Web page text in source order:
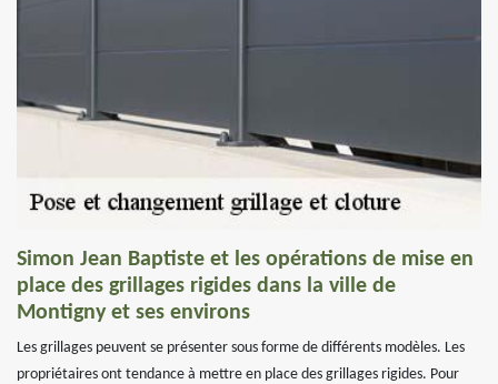
Simon Jean Baptiste et les opérations de mise en
place des grillages rigides dans la ville de
Montigny et ses environs
Les grillages peuvent se présenter sous forme de différents modèles. Les
propriétaires ont tendance à mettre en place des grillages rigides. Pour